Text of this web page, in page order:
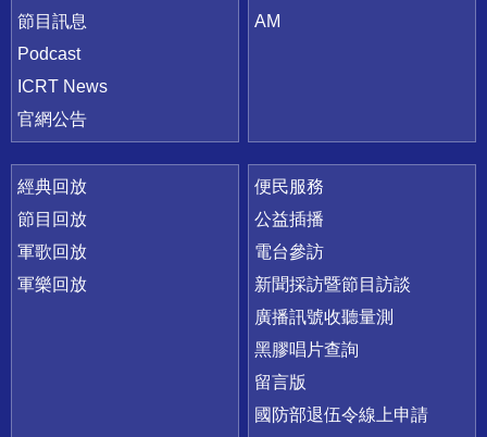
節目訊息
Podcast
ICRT News
官網公告
AM
經典回放
節目回放
軍歌回放
軍樂回放
便民服務
公益插播
電台參訪
新聞採訪暨節目訪談
廣播訊號收聽量測
黑膠唱片查詢
留言版
國防部退伍令線上申請